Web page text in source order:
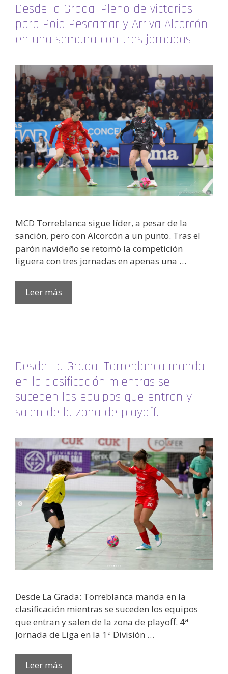
Desde la Grada: Pleno de victorias
para Poio Pescamar y Arriva Alcorcón
en una semana con tres jornadas.
MCD Torreblanca sigue líder, a pesar de la
sanción, pero con Alcorcón a un punto. Tras el
parón navideño se retomó la competición
liguera con tres jornadas en apenas una …
Leer más
Desde La Grada: Torreblanca manda
en la clasificación mientras se
suceden los equipos que entran y
salen de la zona de playoff.
Desde La Grada: Torreblanca manda en la
clasificación mientras se suceden los equipos
que entran y salen de la zona de playoff. 4ª
Jornada de Liga en la 1ª División …
Leer más